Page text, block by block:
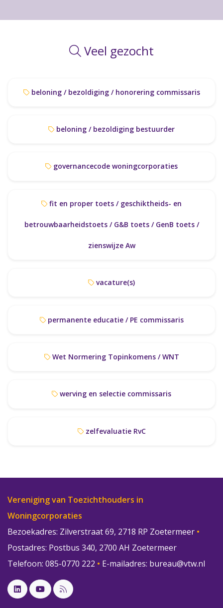
Veel gezocht
beloning / bezoldiging / honorering commissaris
beloning / bezoldiging bestuurder
governancecode woningcorporaties
betrouwbaarheidstoets / G&B toets / GenB toets /
zienswijze Aw
vacature(s)
permanente educatie / PE commissaris
Wet Normering Topinkomens / WNT
werving en selectie commissaris
zelfevaluatie RvC
Vereniging van Toezichthouders in
Woningcorporaties
Bezoekadres: Zilverstraat 69, 2718 RP Zoetermeer •
Postadres: Postbus 340, 2700 AH Zoetermeer
Telefoon: 085-0770 222 • E-mailadres: bureau@vtw.nl